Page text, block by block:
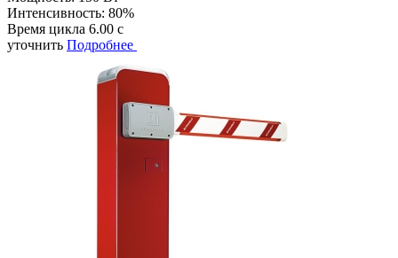
Интенсивность: 80%
Время цикла 6.00 с
уточнить Подробнее